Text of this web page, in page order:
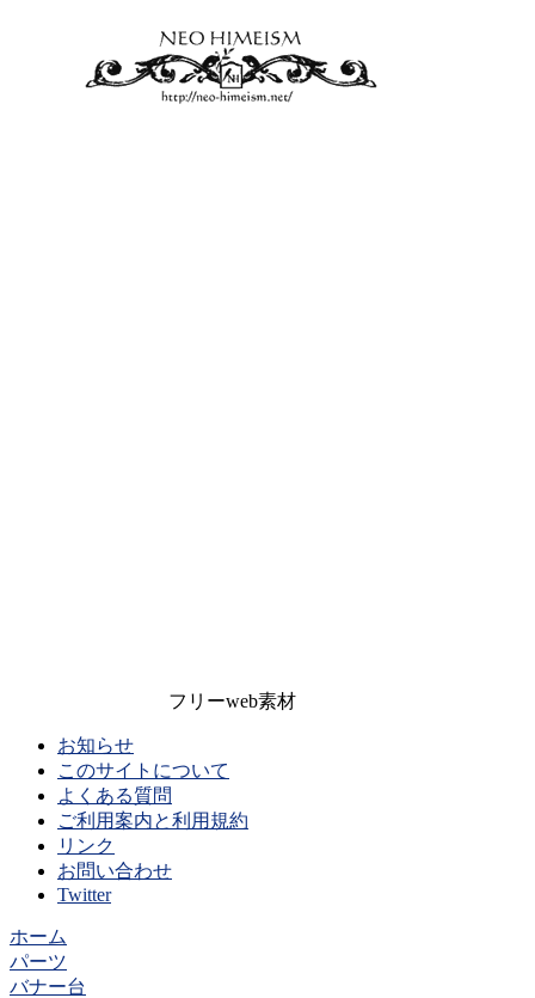
フリーweb素材
お知らせ
このサイトについて
よくある質問
ご利用案内と利用規約
リンク
お問い合わせ
Twitter
ホーム
パーツ
バナー台